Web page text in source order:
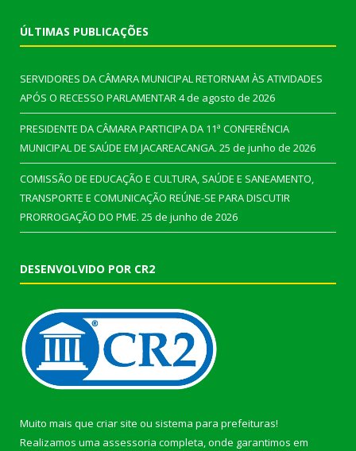
ÚLTIMAS PUBLICAÇÕES
SERVIDORES DA CÂMARA MUNICIPAL RETORNAM ÀS ATIVIDADES
APÓS O RECESSO PARLAMENTAR4 de agosto de 2026
PRESIDENTE DA CÂMARA PARTICIPA DA 11ª CONFERÊNCIA
MUNICIPAL DE SAÚDE EM JACAREACANGA. 25 de junho de 2026
COMISSÃO DE EDUCAÇÃO E CULTURA, SAÚDE E SANEAMENTO,
TRANSPORTE E COMUNICAÇÃO REÚNE-SE PARA DISCUTIR
PRORROGAÇÃO DO PME. 25 de junho de 2026
DESENVOLVIDO POR CR2
Muito mais que criar site ou sistema para prefeituras!
Realizamos uma assessoria completa, onde garantimos em